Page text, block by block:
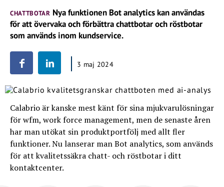
CHATTBOTAR Nya funktionen Bot analytics kan användas
för att övervaka och förbättra chattbotar och röstbotar
som används inom kundservice.
3 maj 2024
Calabrio är kanske mest känt för sina mjukvarulösningar
för wfm, work force management, men de senaste åren
har man utökat sin produktportfölj med allt fler
funktioner. Nu lanserar man Bot analytics, som används
för att kvalitetssäkra chatt- och röstbotar i ditt
kontaktcenter.